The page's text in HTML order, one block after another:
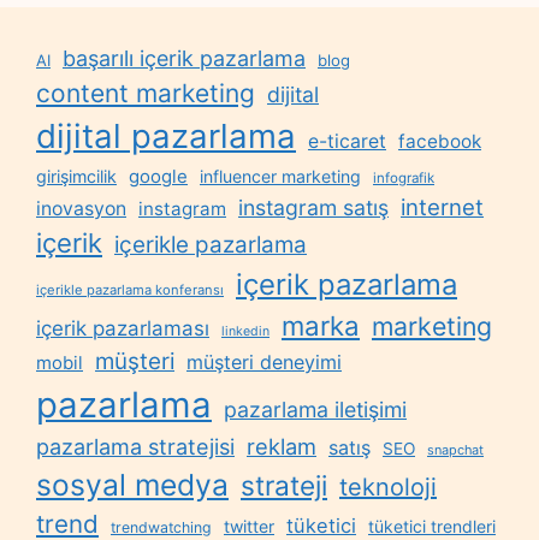
AI başarılı içerik pazarlama blog
content marketing dijital
dijital pazarlama e-ticaret facebook
girişimcilik google influencer marketing infografik
inovasyon instagram instagram satış internet
içerik içerikle pazarlama
içerikle pazarlama konferansı içerik pazarlama
içerik pazarlaması linkedin marka marketing
mobil müşteri müşteri deneyimi
pazarlama
pazarlama iletişimi
pazarlama stratejisi reklam satış SEO snapchat
sosyal medya strateji teknoloji
trend trendwatching twitter tüketici tüketici trendleri